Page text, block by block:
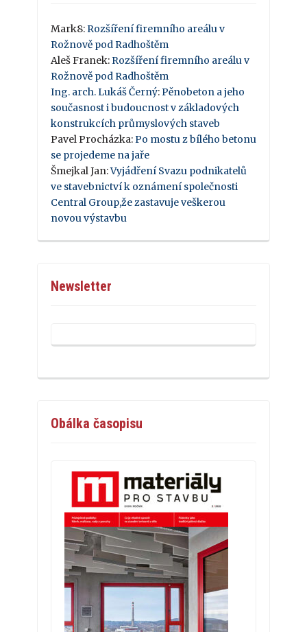
Mark8: Rozšíření firemního areálu v
Rožnově pod Radhoštěm
Aleš Franek: Rozšíření firemního areálu v
Rožnově pod Radhoštěm
Ing. arch. Lukáš Černý: Pěnobeton a jeho
současnost i budoucnost v základových
konstrukcích průmyslových staveb
Pavel Procházka: Po mostu z bílého betonu
se projedeme na jaře
Šmejkal Jan:Vyjádření Svazu podnikatelů
ve stavebnictví k oznámení společnosti
Central Group,že zastavuje veškerou
novou výstavbu
Newsletter
Obálka časopisu